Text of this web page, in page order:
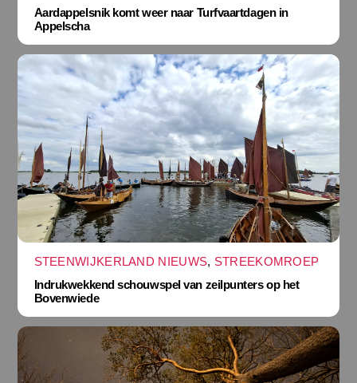
Aardappelsnik komt weer naar Turfvaartdagen in
Appelscha
STEENWIJKERLAND NIEUWS, STREEKOMROEP
Indrukwekkend schouwspel van zeilpunters op het
Bovenwiede